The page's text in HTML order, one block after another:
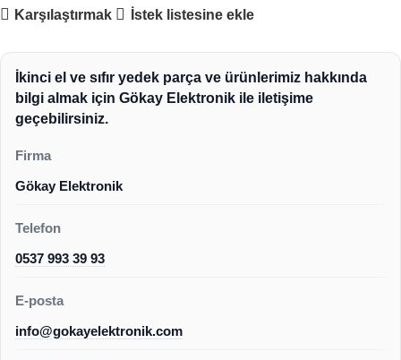
Karşılaştırmak İstek listesine ekle
İkinci el ve sıfır yedek parça ve ürünlerimiz hakkında
bilgi almak için Gökay Elektronik ile iletişime
geçebilirsiniz.
Firma
Gökay Elektronik
Telefon
0537 993 39 93
E-posta
info@gokayelektronik.com